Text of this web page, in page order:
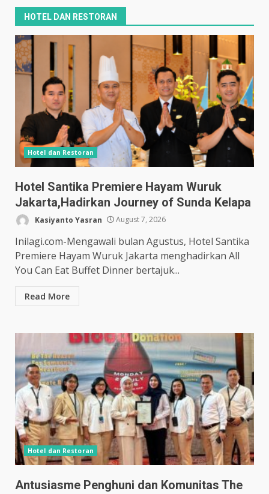
HOTEL DAN RESTORAN
Hotel dan Restoran
Hotel Santika Premiere Hayam Wuruk
Jakarta,Hadirkan Journey of Sunda Kelapa
Kasiyanto Yasran August 7, 2026
Inilagi.com-Mengawali bulan Agustus, Hotel Santika
Premiere Hayam Wuruk Jakarta menghadirkan All
You Can Eat Buffet Dinner bertajuk...
Read More
Hotel dan Restoran
Antusiasme Penghuni dan Komunitas The